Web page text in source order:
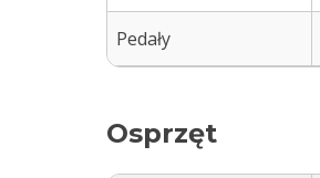
Pedały
Osprzęt